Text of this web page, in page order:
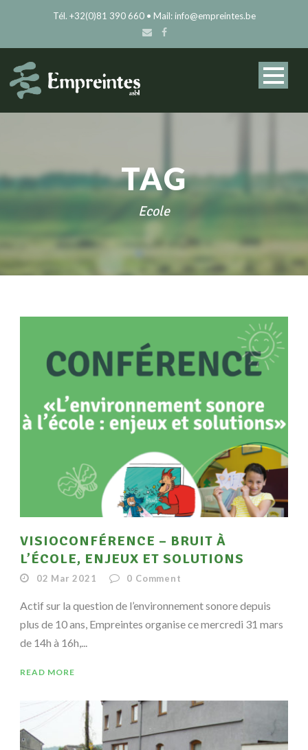
Tél. +32(0)81 390 660 • Mail: info@empreintes.be
TAG
Ecole
VISIOCONFÉRENCE – BRUIT À
L’ÉCOLE, ENJEUX ET SOLUTIONS
02 Mar 2021 0 Comment
Actif sur la question de l’environnement sonore depuis
plus de 10 ans, Empreintes organise ce mercredi 31 mars
de 14h à 16h,...
READ MORE